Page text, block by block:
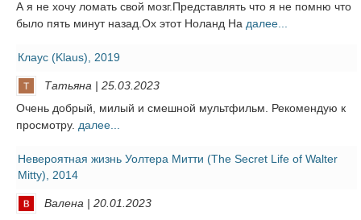
А я не хочу ломать свой мозг.Представлять что я не помню что
было пять минут назад.Ох этот Ноланд На далее...
Клаус (Klaus), 2019
Татьяна | 25.03.2023
Очень добрый, милый и смешной мультфильм. Рекомендую к
просмотру. далее...
Невероятная жизнь Уолтера Митти (The Secret Life of Walter
Mitty), 2014
Валена | 20.01.2023